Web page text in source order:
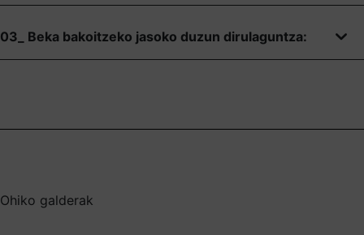
03_ Beka bakoitzeko jasoko duzun dirulaguntza:
Ohiko galderak